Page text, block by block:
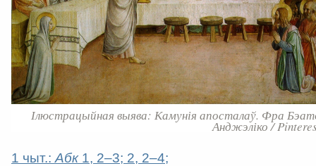
Ілюстрацыйная выява: Камунія апосталаў. Фра
Анджэліко /
1 чыт.: Абк1, 2–3; 2, 2–4;